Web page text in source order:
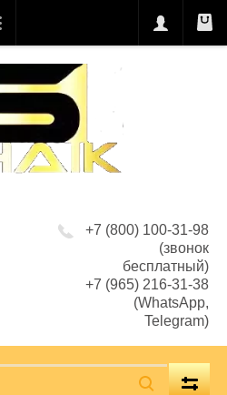
+7 (800) 100-31-98
(звонок
бесплатный)
+7 (965) 216-31-38
(WhatsApp,
Telegram)